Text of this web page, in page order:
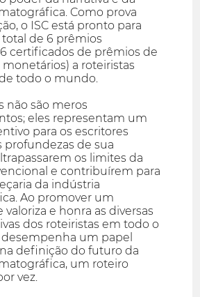
Como prova
o ISC está pronto para
de 6 prêmios
certificados de prêmios de
a roteiristas
todo o mundo.
não são meros
eles representam um
para os escritores
profundezas de sua
os limites da
e contribuírem para
da indústria
Ao promover um
e honra as diversas
dos roteiristas em todo o
um papel
definição do futuro da
um roteiro
vez.